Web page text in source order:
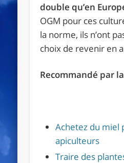
double qu’en
OGM pour ces
la norme, ils n’ont
choix de revenir en
Recommandé par
Achetez du miel
apiculteurs
Traire des